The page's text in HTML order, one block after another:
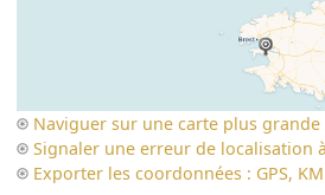
Naviguer sur une carte plus grande
Signaler une erreur de localisation
Exporter les coordonnées : GPS,